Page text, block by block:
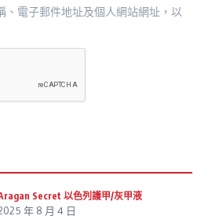
、電子郵件地址及個人網站網址，以
Secret 以色列護甲/灰甲液
年 8 月 4 日